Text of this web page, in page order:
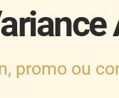
promo ou